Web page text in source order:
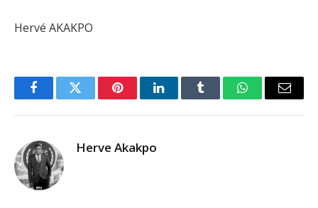
Hervé AKAKPO
FacebookTwitter PinterestLinkedInTumblr WhatsAppEmail
Herve Akakpo